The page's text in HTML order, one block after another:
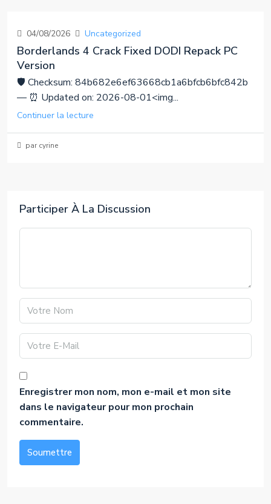
04/08/2026 Uncategorized
Borderlands 4 Crack Fixed DODI Repack PC
Version
🛡️ Checksum: 84b682e6ef63668cb1a6bfcb6bfc842b
— ⏰ Updated on: 2026-08-01<img...
Continuer la lecture
par cyrine
Participer À La Discussion
Enregistrer mon nom, mon e-mail et mon site
dans le navigateur pour mon prochain
commentaire.
Soumettre